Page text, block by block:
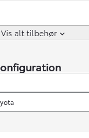
Vis alt tilbehør